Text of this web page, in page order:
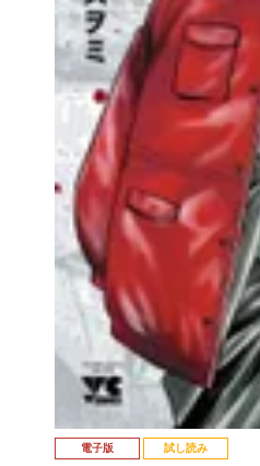
電子版 試し読み